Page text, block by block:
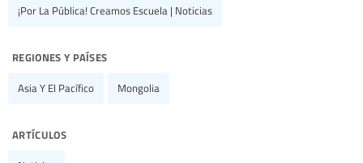
¡Por La Pública! Creamos Escuela | Noticias
regiones y países
Asia Y El Pacífico Mongolia
artículos